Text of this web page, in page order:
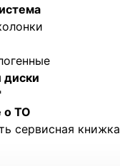
о ТО
сервисная книжка